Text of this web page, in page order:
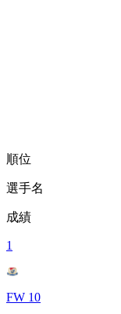
順位
選手名
成績
1
FW 10